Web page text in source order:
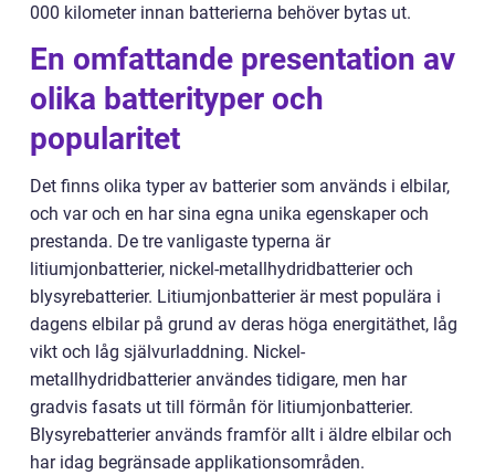
000 kilometer innan batterierna behöver bytas ut.
En omfattande presentation av
olika batterityper och
popularitet
Det finns olika typer av batterier som används i elbilar,
och var och en har sina egna unika egenskaper och
prestanda. De tre vanligaste typerna är
litiumjonbatterier, nickel-metallhydridbatterier och
blysyrebatterier. Litiumjonbatterier är mest populära i
dagens elbilar på grund av deras höga energitäthet, låg
vikt och låg självurladdning. Nickel-
metallhydridbatterier användes tidigare, men har
gradvis fasats ut till förmån för litiumjonbatterier.
Blysyrebatterier används framför allt i äldre elbilar och
har idag begränsade applikationsområden.